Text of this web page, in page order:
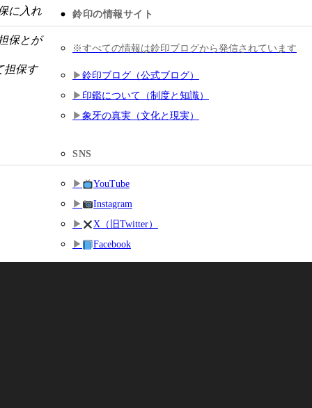
に入れ
保とが
担保す
鈴印の情報サイト
※すべての情報は鈴印ブログから発信されています
鈴印ブログ（公式ブログ）
印鑑について（制度と知識）
象牙の真実（文化と現実）
SNS
YouTube
Instagram
X（旧Twitter）
Facebook